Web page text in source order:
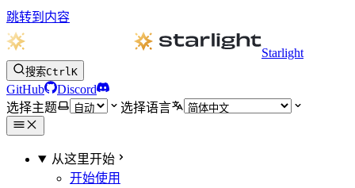
跳转到内容
Starlight
搜索CtrlK
GitHub
Discord
选择主题
选择语言
从这里开始
开始使用